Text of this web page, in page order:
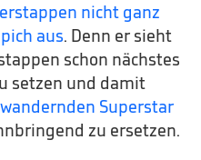
nicht ganz
aus. Denn er sieht
schon nächstes
setzen und damit
Superstar
zu ersetzen.